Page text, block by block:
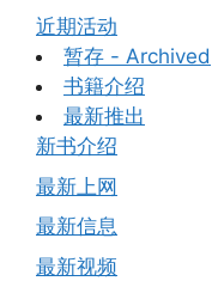
近期活动
暂存 - Archived
书籍介绍
最新推出
新书介绍
最新上网
最新信息
最新视频